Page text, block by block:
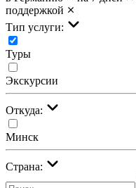
поддержкой
Тип услуги:
Туры
Экскурсии
Откуда:
Минск
Страна: